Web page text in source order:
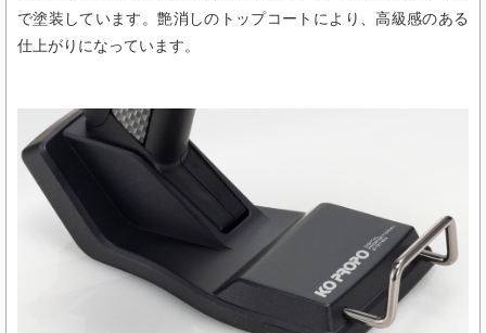
で塗装しています。艶消しのトップコートにより、高級感のある
仕上がりになっています。